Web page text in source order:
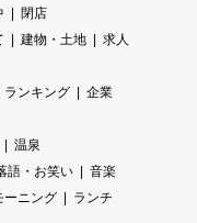
閉店
建物・土地
求人
ランキング
企業
温泉
語・お笑い
音楽
ーニング
ランチ